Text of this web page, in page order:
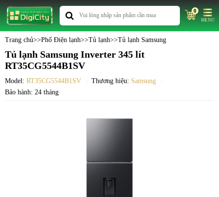
0
MENU
Trang chủ>>Phố Điện lạnh>>Tủ lạnh>>Tủ lạnh Samsung
Tủ lạnh Samsung Inverter 345 lít
RT35CG5544B1SV
Model: RT35CG5544B1SV Thương hiệu: Samsung
Bảo hành: 24 tháng